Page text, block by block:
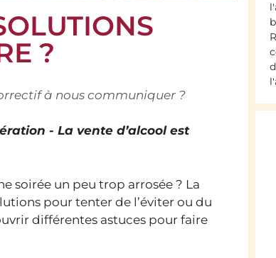
?
à nous communiquer ?
- La vente d’alcool est
soirée un peu trop arrosée ? La
pour tenter de l’éviter ou du
différentes astuces pour faire